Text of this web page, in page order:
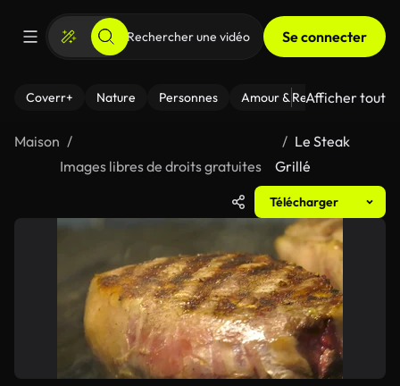
Se connecter
Coverr+ Nature Personnes Amour & Relations Le
Afficher tout
Maison
Images libres de droits gratuites
Le Steak
Grillé
Télécharger